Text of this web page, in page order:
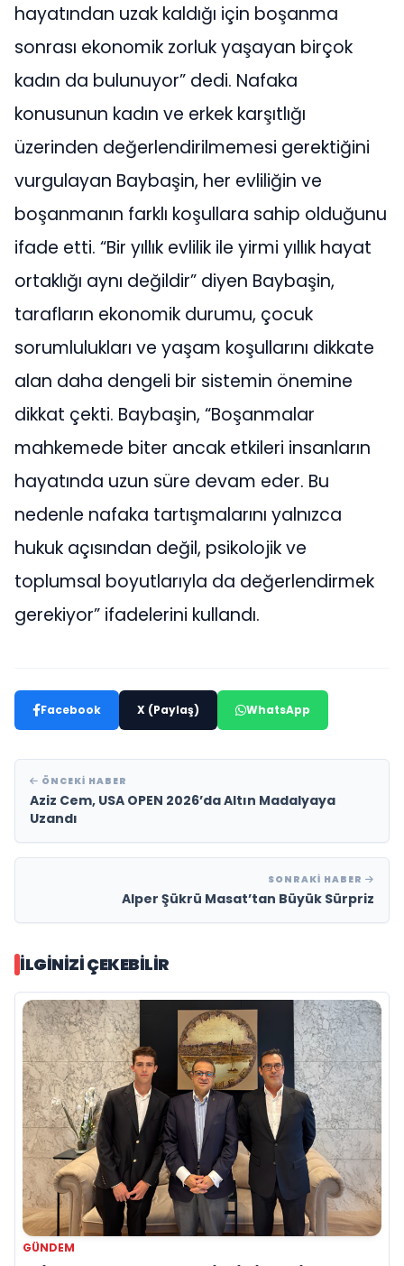
hayatından uzak kaldığı için boşanma
sonrası ekonomik zorluk yaşayan birçok
kadın da bulunuyor” dedi. Nafaka
konusunun kadın ve erkek karşıtlığı
üzerinden değerlendirilmemesi gerektiğini
vurgulayan Baybaşin, her evliliğin ve
boşanmanın farklı koşullara sahip olduğunu
ifade etti. “Bir yıllık evlilik ile yirmi yıllık hayat
ortaklığı aynı değildir” diyen Baybaşin,
tarafların ekonomik durumu, çocuk
sorumlulukları ve yaşam koşullarını dikkate
alan daha dengeli bir sistemin önemine
dikkat çekti. Baybaşin, “Boşanmalar
mahkemede biter ancak etkileri insanların
hayatında uzun süre devam eder. Bu
nedenle nafaka tartışmalarını yalnızca
hukuk açısından değil, psikolojik ve
toplumsal boyutlarıyla da değerlendirmek
gerekiyor” ifadelerini kullandı.
Facebook X (Paylaş) WhatsApp
ÖNCEKI HABER
Aziz Cem, USA OPEN 2026’da Altın Madalyaya
Uzandı
SONRAKI HABER
Alper Şükrü Masat’tan Büyük Sürpriz
İLGINIZI ÇEKEBILIR
GÜNDEM